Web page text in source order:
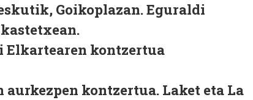
Goikoplazan. Eguraldi
Elkartearen kontzertua
aurkezpen kontzertua. Laket eta La